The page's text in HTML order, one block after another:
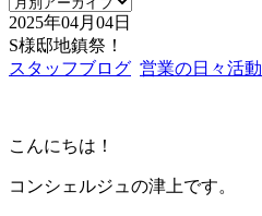
2025年04月04日
S様邸地鎮祭！
スタッフブログ 営業の日々活動
こんにちは！
コンシェルジュの津上です。